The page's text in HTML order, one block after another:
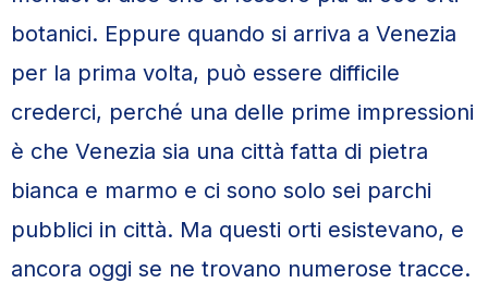
botanici. Eppure quando si arriva a Venezia
per la prima volta, può essere difficile
crederci, perché una delle prime impressioni
è che Venezia sia una città fatta di pietra
bianca e marmo e ci sono solo sei parchi
pubblici in città. Ma questi orti esistevano, e
ancora oggi se ne trovano numerose tracce.